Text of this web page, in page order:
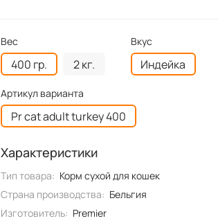
Вес
400 гр. 2 кг.
Вкус
Индейка
Артикул варианта
Pr cat adult turkey 400
Характеристики
Тип товара: Корм сухой для кошек
Страна производства: Бельгия
Изготовитель: Premier